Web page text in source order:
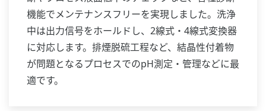
機能でメンテナンスフリーを実現しました。洗浄
中は出力信号をホールドし、2線式・4線式変換器
に対応します。排煙脱硫工程など、結晶性付着物
が問題となるプロセスでのpH測定・管理などに最
適です。